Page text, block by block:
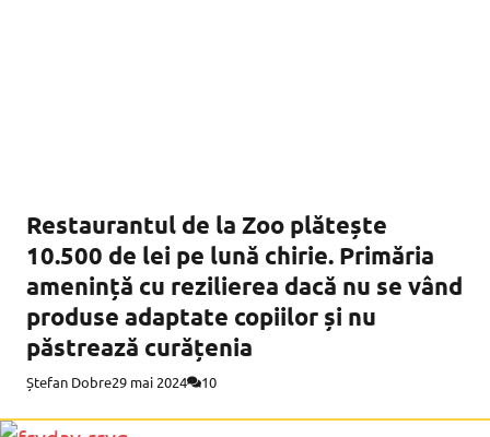
Restaurantul de la Zoo plătește
10.500 de lei pe lună chirie. Primăria
amenință cu rezilierea dacă nu se vând
produse adaptate copiilor și nu
păstrează curățenia
Ștefan Dobre29 mai 2024 10